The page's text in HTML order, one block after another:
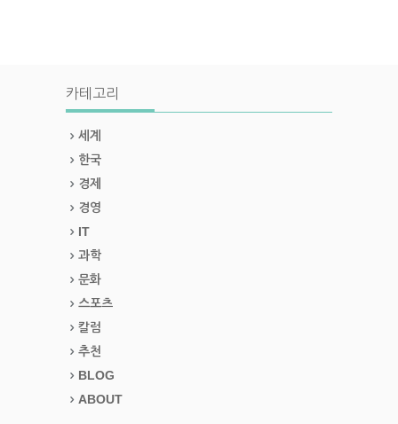
카테고리
세계
한국
경제
경영
IT
과학
문화
스포츠
칼럼
추천
BLOG
ABOUT